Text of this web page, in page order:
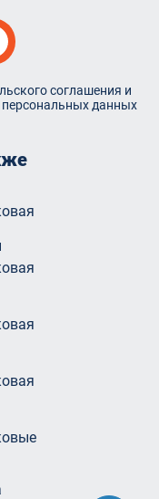
соглашения и
персональных данных